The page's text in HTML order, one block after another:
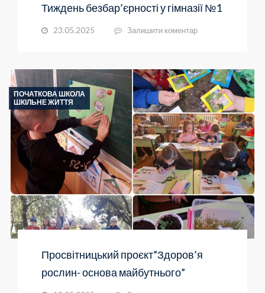
Тиждень безбар’єрності у гімназії №1
23.05.2025 Залишити коментар
ПОЧАТКОВА ШКОЛА
ШКІЛЬНЕ ЖИТТЯ
Просвітницький проєкт”Здоров’я
рослин- основа майбутнього”